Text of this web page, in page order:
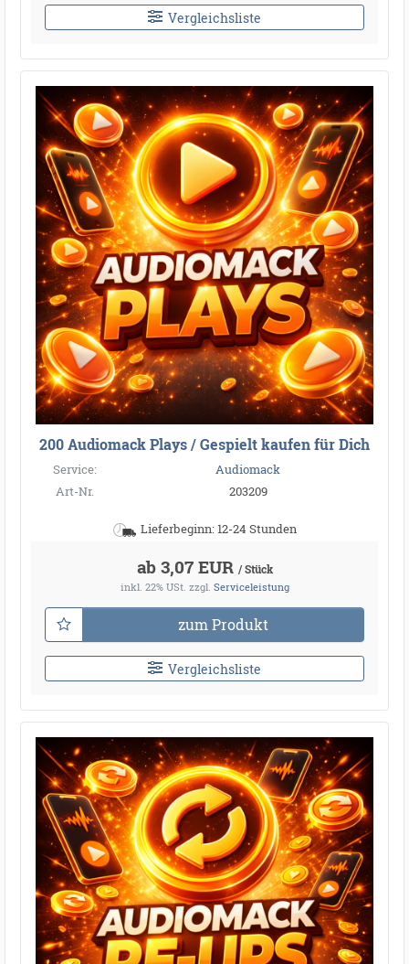
Vergleichsliste
200 Audiomack Plays / Gespielt kaufen für Dich
Service:
Audiomack
Art-Nr.
203209
Lieferbeginn: 12-24 Stunden
ab 3,07 EUR / Stück
inkl. 22% USt. zzgl. Serviceleistung
zum Produkt
Vergleichsliste
●
●